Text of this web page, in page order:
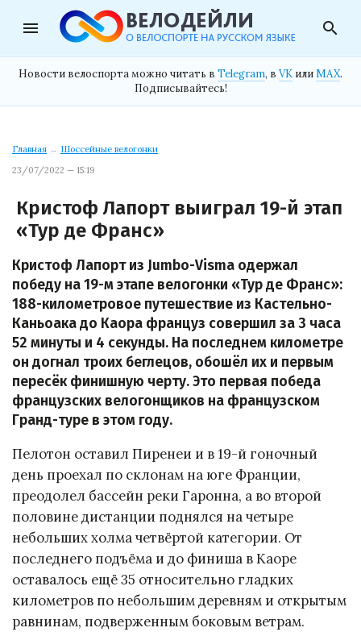
menu search
Новости велоспорта можно читать в Telegram, в VK илиMAX.
Подписывайтесь!
Главная → Шоссейные велогонки
23/07/2022 — 15:19
Кристоф Лапорт выиграл 19-й этап
«Тур де Франс»
Кристоф Лапорт из Jumbo-Visma одержал
победу на 19-м этапе велогонки «Тур де Франс»:
188-километровое путешествие из Кастельно-
Каньоака до Каора француз совершил за 3 часа
52 минуты и 4 секунды. На последнем километре
он догнал троих беглецов, обошёл их и первым
пересёк финишную черту. Это первая победа
французских велогонщиков на французском
Гранд-туре в этом году.
Пелотон оставил Пиренеи и в 19-й гоночный
день проехал по склонам на юге Франции,
преодолел бассейн реки Гаронна, а во второй
половине дистанции поднялся на четыре
небольших холма четвёртой категории. От
последнего подъёма и до финиша в Каоре
оставалось ещё 35 относительно гладких
километров по небольшим деревням и открытым
равнинам, подверженным боковым ветрам.